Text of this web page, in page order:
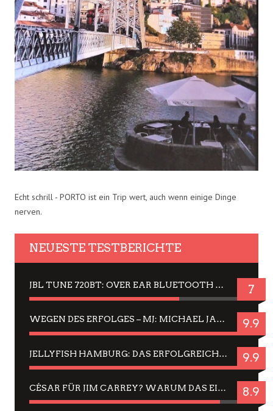
Echt schrill - PORTO ist ein Trip wert, auch wenn einige Dinge
nerven.
NEUESTE TESTBERICHTE
JBL TUNE 720BT: OVER EAR BLUETOOTH KOPFHÖRER UM DIE 50,-€ IM DAUER-TEST 7
WEGEN DES ERFOLGES – MJ: MICHAEL JACKSON MUSICAL IN EINER MATINEE SEHEN 9.9
JELLYFISH HAMBURG: DAS ERFOLGREICHE SOMMER-MENÜ 2025 IN GEFÜHLEN UND BILDERN 9.9
CÉSAR FÜR JIM CARREY? WARUM DAS EINER DER NERVIGSTEN ACTORS IST UND BLEIBT 8.9